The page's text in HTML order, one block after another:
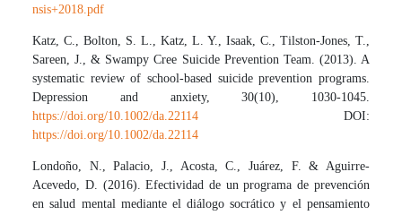
nsis+2018.pdf
Katz, C., Bolton, S. L., Katz, L. Y., Isaak, C., Tilston‐Jones, T.,
Sareen, J., & Swampy Cree Suicide Prevention Team. (2013). A
systematic review of school‐based suicide prevention programs.
Depression and anxiety, 30(10), 1030-1045.
https://doi.org/10.1002/da.22114 DOI:
https://doi.org/10.1002/da.22114
Londoño, N., Palacio, J., Acosta, C., Juárez, F. & Aguirre-
Acevedo, D. (2016). Efectividad de un programa de prevención
en salud mental mediante el diálogo socrático y el pensamiento